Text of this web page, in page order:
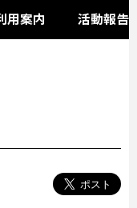
用案内 活動報告